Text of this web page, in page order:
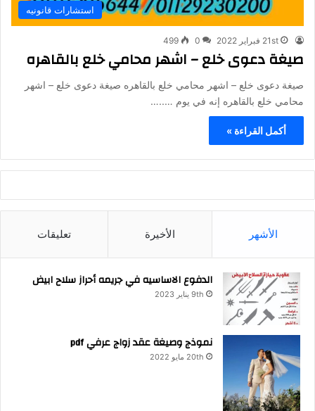
استشارات قانونيه
21st فبراير 2022 0
499
صيغة دعوى خلع – اشهر محامي خلع بالقاهره
صيغة دعوى خلع – اشهر محامي خلع بالقاهره صيغة دعوى خلع – اشهر
محامي خلع بالقاهره إنه في يوم …..…
أكمل القراءة »
الأشهر الأخيرة تعليقات
الدفوع الاساسيه في جريمه أحراز سلاح ابيض
9th يناير 2023
نموذج وصيغة عقد زواج عرفي pdf
20th مايو 2022